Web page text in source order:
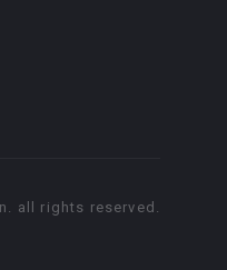
all rights reserved.